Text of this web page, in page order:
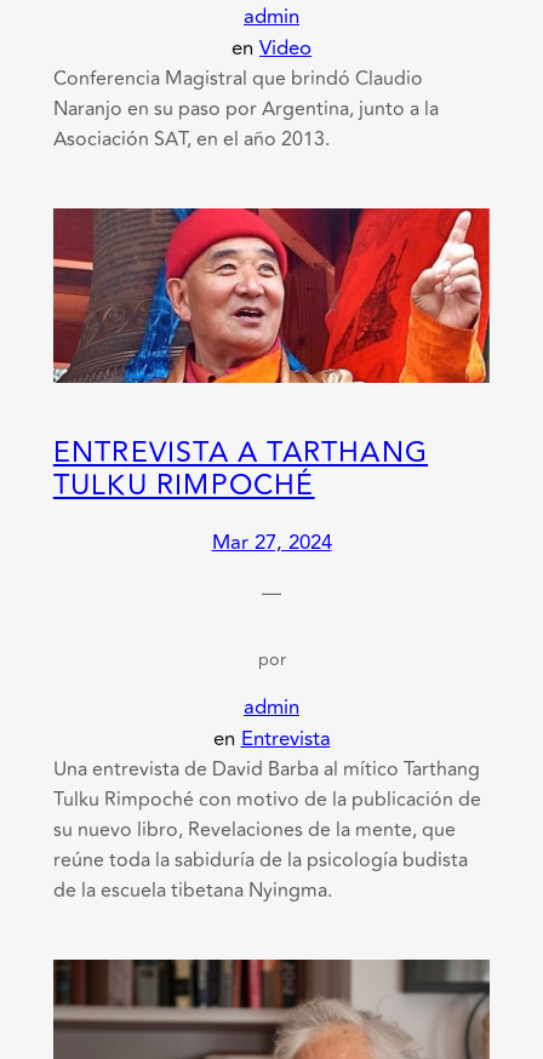
admin
en Video
Conferencia Magistral que brindó Claudio
Naranjo en su paso por Argentina, junto a la
Asociación SAT, en el año 2013.
ENTREVISTA A TARTHANG
TULKU RIMPOCHÉ
Mar 27, 2024
—
por
admin
enEntrevista
Una entrevista de David Barba al mítico Tarthang
Tulku Rimpoché con motivo de la publicación de
su nuevo libro, Revelaciones de la mente, que
reúne toda la sabiduría de la psicología budista
de la escuela tibetana Nyingma.